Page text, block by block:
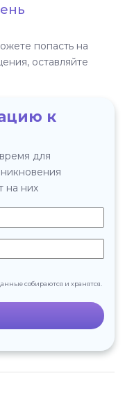
попасть на
оставляйте
к
для
на них
собираются и хранятся.